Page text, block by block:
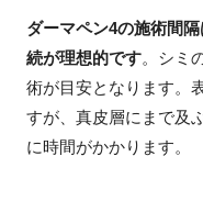
ダーマペン4の施術間
続が理想的です。シミ
術が目安となります。
すが、真皮層にまで及
に時間がかかります。